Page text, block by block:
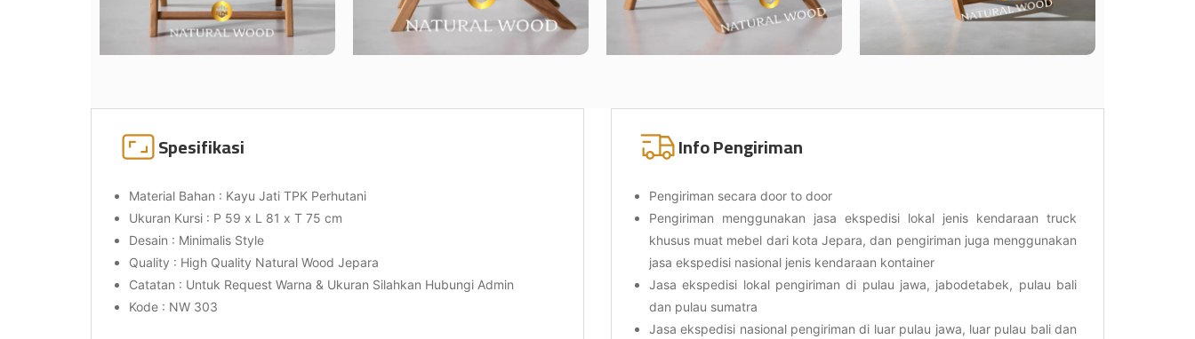
Spesifikasi
Material Bahan : Kayu Jati TPK Perhutani
Ukuran Kursi : P 59 x L 81 x T 75 cm
Desain : Minimalis Style
Quality : High Quality Natural Wood Jepara
Catatan : Untuk Request Warna & Ukuran Silahkan Hubungi Admin
Kode : NW 303
Info Pengiriman
Pengiriman secara door to door
Pengiriman menggunakan jasa ekspedisi lokal jenis kendaraan truck
khusus muat mebel dari kota Jepara, dan pengiriman juga menggunakan
jasa ekspedisi nasional jenis kendaraan kontainer
Jasa ekspedisi lokal pengiriman di pulau jawa, jabodetabek, pulau bali
dan pulau sumatra
Jasa ekspedisi nasional pengiriman di luar pulau jawa, luar pulau bali dan